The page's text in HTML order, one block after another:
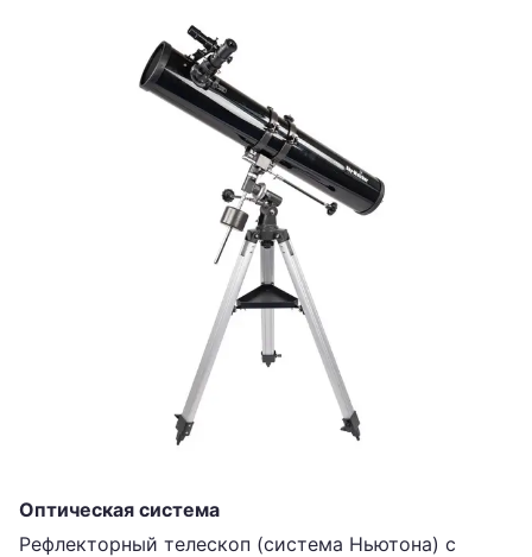
Оптическая система
Рефлекторный телескоп (система Ньютона) с